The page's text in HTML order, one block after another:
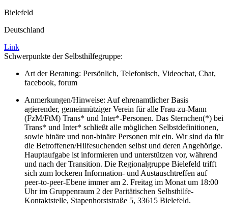
Bielefeld
Deutschland
Link
Schwerpunkte der Selbsthilfegruppe:
Art der Beratung: Persönlich, Telefonisch, Videochat, Chat,
facebook, forum
Anmerkungen/Hinweise: Auf ehrenamtlicher Basis
agierender, gemeinnütziger Verein für alle Frau-zu-Mann
(FzM/FtM) Trans* und Inter*-Personen. Das Sternchen(*) bei
Trans* und Inter* schließt alle möglichen Selbstdefinitionen,
sowie binäre und non-binäre Personen mit ein. Wir sind da für
die Betroffenen/Hilfesuchenden selbst und deren Angehörige.
Hauptaufgabe ist informieren und unterstützen vor, während
und nach der Transition. Die Regionalgruppe Bielefeld trifft
sich zum lockeren Information- und Austauschtreffen auf
peer-to-peer-Ebene immer am 2. Freitag im Monat um 18:00
Uhr im Gruppenraum 2 der Paritätischen Selbsthilfe-
Kontaktstelle, Stapenhorststraße 5, 33615 Bielefeld.